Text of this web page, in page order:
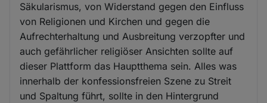
Säkularismus, von Widerstand gegen den Einfluss
von Religionen und Kirchen und gegen die
Aufrechterhaltung und Ausbreitung verzopfter und
auch gefährlicher religiöser Ansichten sollte auf
dieser Plattform das Hauptthema sein. Alles was
innerhalb der konfessionsfreien Szene zu Streit
und Spaltung führt, sollte in den Hintergrund